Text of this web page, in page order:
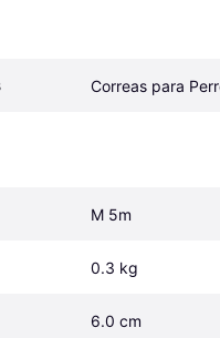
Correas para
M 5m
0.3 kg
6.0 cm